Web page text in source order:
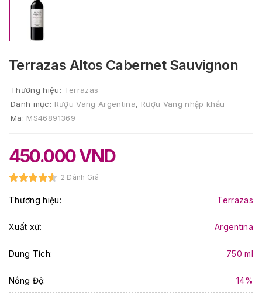
Terrazas Altos Cabernet Sauvignon
Thương hiệu: Terrazas
Danh mục: Rượu Vang Argentina, Rượu Vang nhập khẩu
Mã: MS46891369
450.000VND
2 Đánh Giá
Thương hiệu: Terrazas
Xuất xứ: Argentina
Dung Tích: 750 ml
Nồng Độ: 14%